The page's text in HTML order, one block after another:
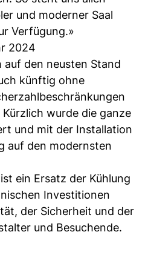
und moderner Saal
Verfügung.»
2024
den neusten Stand
künftig ohne
wurde die ganze
und mit der Installation
auf den modernsten
ein Ersatz der Kühlung
Investitionen
der Sicherheit und der
und Besuchende.